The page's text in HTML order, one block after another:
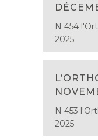
N 454
2025
N 453
2025